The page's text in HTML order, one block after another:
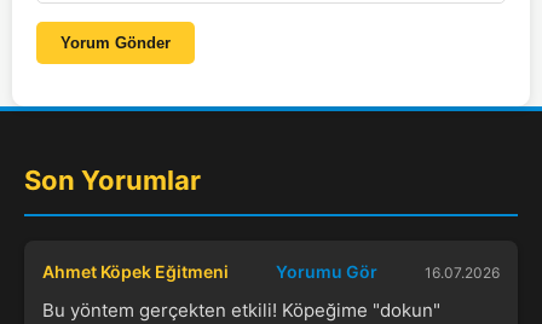
Yorum Gönder
Son Yorumlar
Ahmet Köpek Eğitmeni Yorumu Gör 16.07.2026
Bu yöntem gerçekten etkili! Köpeğime "dokun"